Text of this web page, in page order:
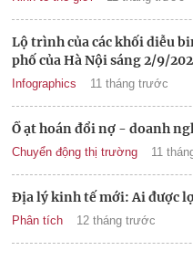
Lộ trình của các khối diễu
phố của Hà Nội sáng 2/9/
Infographics 11 tháng trước
Ồ ạt hoán đổi nợ - doanh
Chuyển động thị trường 11
Địa lý kinh tế mới: Ai được
Phân tích 12 tháng trước